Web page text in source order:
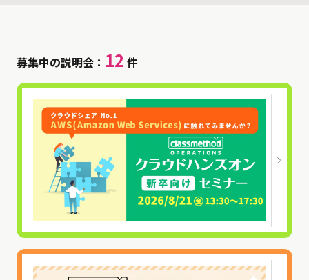
募集中の説明会： 12 件